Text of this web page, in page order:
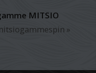
MITSIO
»